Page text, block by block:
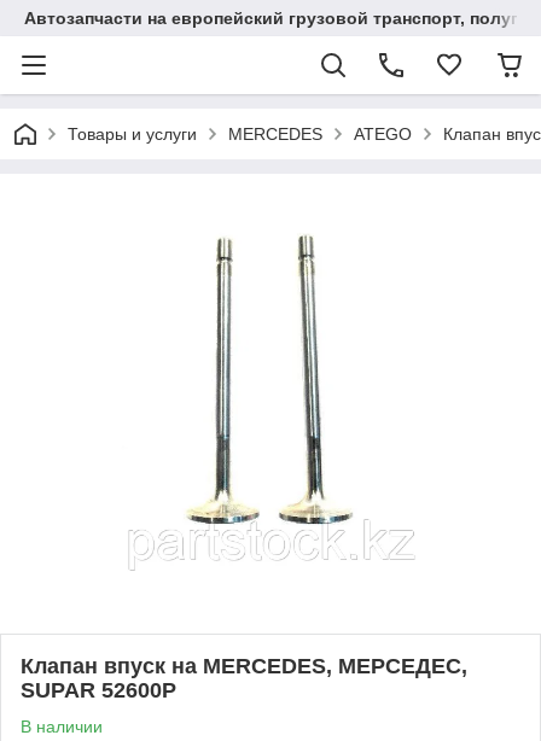
Автозапчасти на европейский грузовой транспорт,
Товары и услуги MERCEDES ATEGO Клапан
Клапан впуск на MERCEDES, МЕРСЕДЕС,
SUPAR 52600P
В наличии